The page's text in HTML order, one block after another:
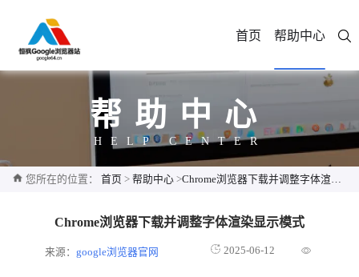
首页 帮助中心
帮助中心
HELP CENTER
您所在的位置： 首页 > 帮助中心 >Chrome浏览器下载并调整字体渲染显示模式
Chrome浏览器下载并调整字体渲染显示模式
来源：google浏览器官网 2025-06-12